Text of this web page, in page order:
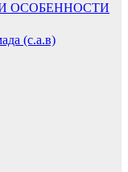
ОСОБЕННОСТИ
(с.а.в)